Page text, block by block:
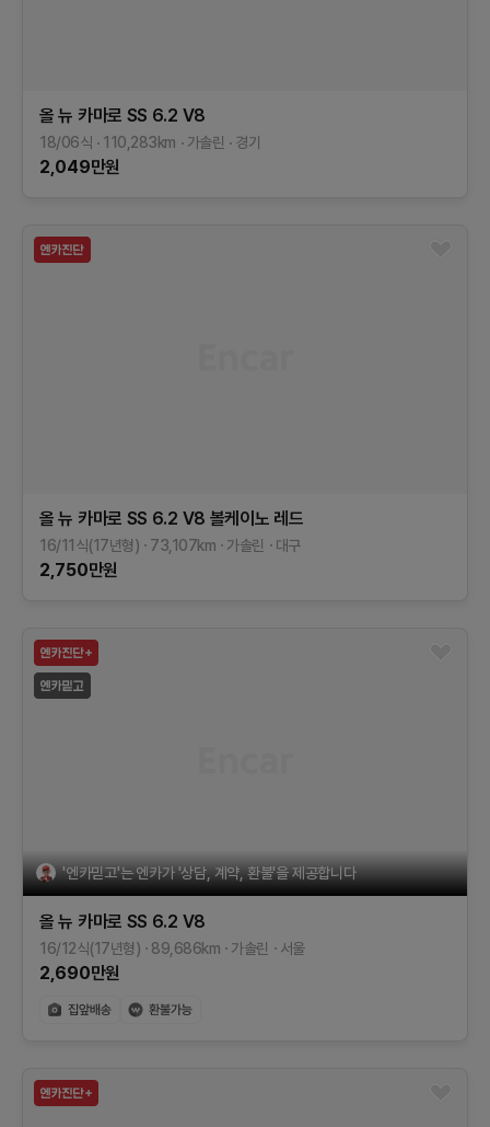
올 뉴 카마로 SS 6.2 V8
18/06식 110,283km 가솔린 경기
2,049만원
올 뉴 카마로 SS 6.2 V8 볼케이노 레드
16/11식(17년형) 73,107km 가솔린 대구
2,750만원
'엔카믿고'는 엔카가 '상담, 계약, 환불'을 제공합니다
올 뉴 카마로 SS 6.2 V8
16/12식(17년형) 89,686km 가솔린 서울
2,690만원